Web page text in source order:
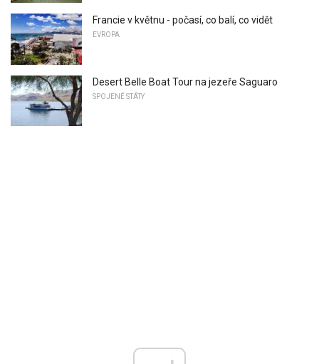
Francie v květnu - počasí, co balí, co vidět
EVROPA
Desert Belle Boat Tour na jezeře Saguaro
SPOJENÉ STÁTY